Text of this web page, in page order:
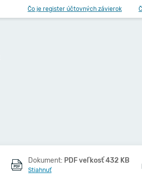
Čo je register účtovných závierok
Dokument: PDF veľkosť 432 KB
Stiahnuť